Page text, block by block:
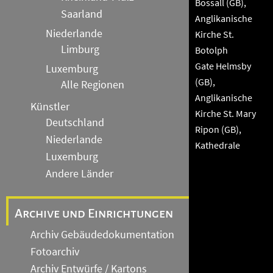
Saarland
Niederlande
Limburg
Luxemburg
Alle Regionen
Künstler
Deutschland
Niederlande
Luxemburg
Andere Länder
Archive und Einrichtungen
Archiv Gebäudedokumentation
Fotoarchiv
Archiv Entwürfe / Kartons
Bossall (GB),
Anglikanische
Kirche St.
Botolph
Gate Helmsby
(GB),
Anglikanische
Kirche St. Mary
Ripon (GB),
Kathedrale